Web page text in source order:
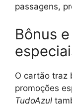
passagens,
Bônus
O cartão traz
promoções
TudoAzul